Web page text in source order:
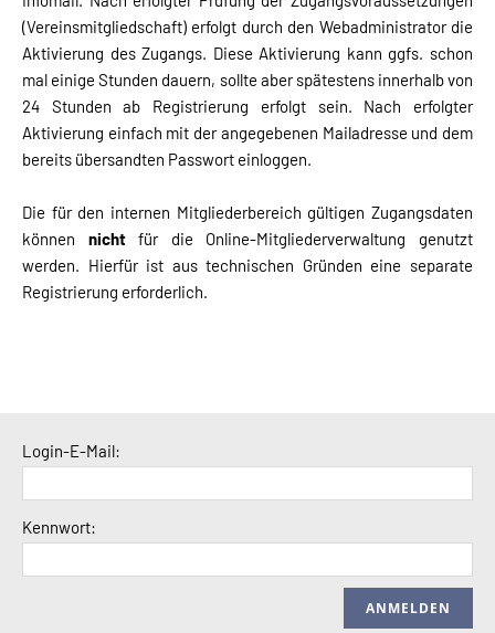
(Vereinsmitgliedschaft) erfolgt durch den Webadministrator die
Aktivierung des Zugangs. Diese Aktivierung kann ggfs. schon
mal einige Stunden dauern, sollte aber spätestens innerhalb von
24 Stunden ab Registrierung erfolgt sein. Nach erfolgter
Aktivierung einfach mit der angegebenen Mailadresse und dem
bereits übersandten Passwort einloggen.
Die für den internen Mitgliederbereich gültigen Zugangsdaten
können nichtfür die Online-Mitgliederverwaltung genutzt
werden. Hierfür ist aus technischen Gründen eine separate
Registrierung erforderlich.
Login-E-Mail:
Kennwort: